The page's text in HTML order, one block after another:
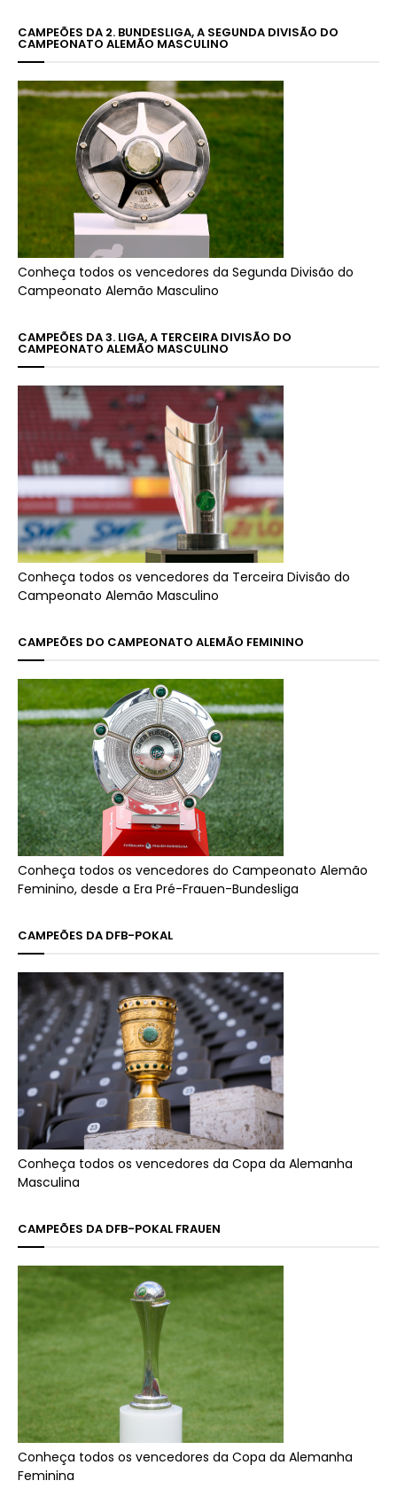
CAMPEÕES DA 2. BUNDESLIGA, A SEGUNDA DIVISÃO DO
CAMPEONATO ALEMÃO MASCULINO
Conheça todos os vencedores da Segunda Divisão do
Campeonato Alemão Masculino
CAMPEÕES DA 3. LIGA, A TERCEIRA DIVISÃO DO
CAMPEONATO ALEMÃO MASCULINO
Conheça todos os vencedores da Terceira Divisão do
Campeonato Alemão Masculino
CAMPEÕES DO CAMPEONATO ALEMÃO FEMININO
Conheça todos os vencedores do Campeonato Alemão
Feminino, desde a Era Pré-Frauen-Bundesliga
CAMPEÕES DA DFB-POKAL
Conheça todos os vencedores da Copa da Alemanha
Masculina
CAMPEÕES DA DFB-POKAL FRAUEN
Conheça todos os vencedores da Copa da Alemanha
Feminina